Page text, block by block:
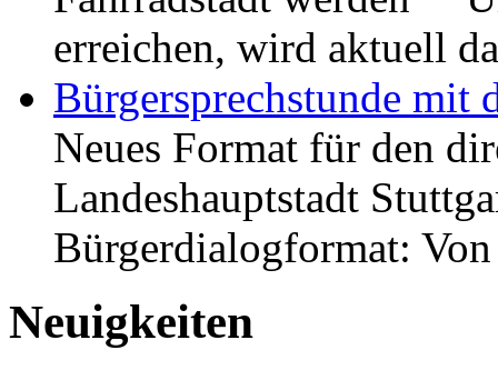
erreichen, wird aktuell
Bürgersprechstunde mit
Neues Format für den
Landeshauptstadt
Bürgerdialogformat:
Neuigkeiten